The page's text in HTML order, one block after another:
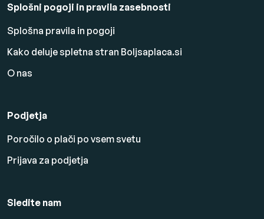
Splošni pogoji in pravila zasebnosti
Splošna pravila in pogoji
Kako deluje spletna stran Boljsaplaca.si
O nas
Podjetja
Poročilo o plači po vsem svetu
Prijava za podjetja
Sledite nam